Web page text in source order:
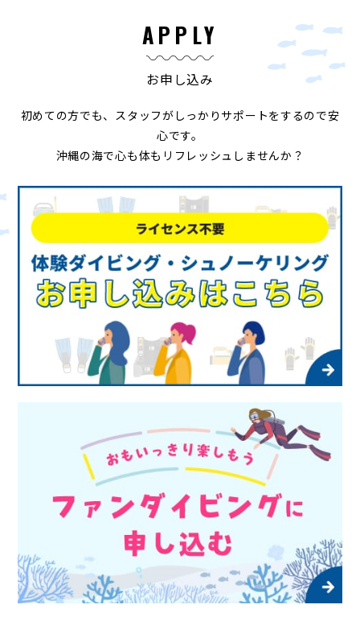
APPLY
お申し込み
初めての方でも、スタッフがしっかりサポートをするので安
心です。
沖縄の海で心も体もリフレッシュしませんか？